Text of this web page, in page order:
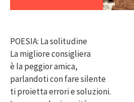
POESIA: La solitudine
La migliore consigliera
è la peggior amica,
parlandoti con fare silente
ti proietta errori e soluzioni.